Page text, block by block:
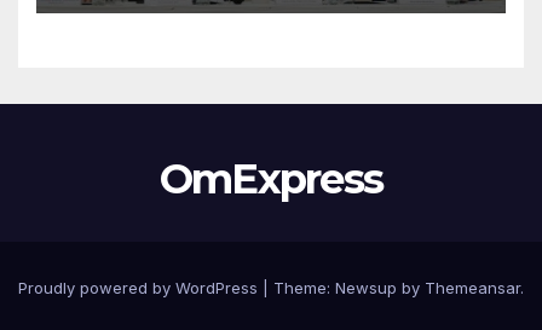
विद्यार्थियों ने शुरू की अपनी शैक्षणिक यात्रा
OmExpress
Proudly powered by WordPress Theme: Newsup by Themeansar.